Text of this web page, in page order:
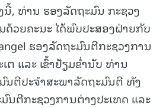
ນີ້, ທ່ານ ຮອງລັດຖະມົນ ກະຊວງ
ວຍຄະນະ ໄດ້ພົບປະສອງຝ່າຍກັບ
ຮອງລັດຖະມົນຕີກະຊວງການ
ຕ ແລະ ເຂົ້າຢ້ຽມຂໍ່ານັບ ທ່ານ
ນຕີປະຈຳສະພາລັດຖະມົນຕີ ທັງ
ນຕີກະຊວງການຕ່າງປະເທດ ແລະ